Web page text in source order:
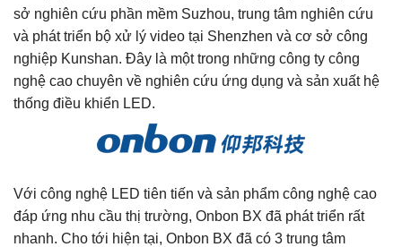
sở nghiên cứu phần mềm Suzhou, trung tâm nghiên cứu
và phát triển bộ xử lý video tại Shenzhen và cơ sở công
nghiệp Kunshan. Đây là một trong những công ty công
nghệ cao chuyên về nghiên cứu ứng dụng và sản xuất hệ
thống điều khiển LED.
Với công nghệ LED tiên tiến và sản phẩm công nghệ cao
đáp ứng nhu cầu thị trường, Onbon BX đã phát triển rất
nhanh. Cho tới hiện tại, Onbon BX đã có 3 trung tâm